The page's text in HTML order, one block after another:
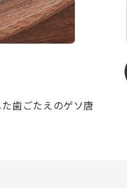
歯ごたえのゲソ唐